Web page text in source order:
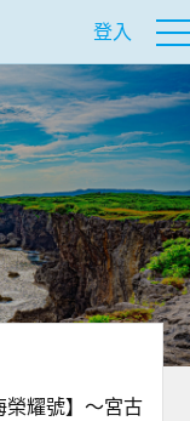
登入
榮耀號】～宮古